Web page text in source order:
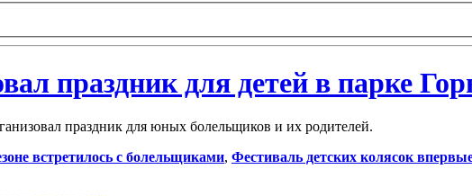
праздник для детей в парке
праздник для юных болельщиков и их родителей.
встретилось с болельщиками, Фестиваль детских колясок